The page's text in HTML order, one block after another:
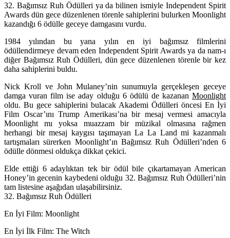
32. Bağımsız Ruh Ödülleri ya da bilinen ismiyle Independent Spirit
Awards dün gece düzenlenen törenle sahiplerini bulurken Moonlight
kazandığı 6 ödülle geceye damgasını vurdu.
1984 yılından bu yana yılın en iyi bağımsız filmlerini
ödüllendirmeye devam eden Independent Spirit Awards ya da nam-ı
diğer Bağımsız Ruh Ödülleri, dün gece düzenlenen törenle bir kez
daha sahiplerini buldu.
Nick Kroll ve John Mulaney’nin sunumuyla gerçekleşen geceye
damga vuran film ise aday olduğu 6 ödülü de kazanan Moonlight
oldu. Bu gece sahiplerini bulacak Akademi Ödülleri öncesi En İyi
Film Oscar’ını Trump Amerikası’na bir mesaj vermesi amacıyla
Moonlight mı yoksa muazzam bir müzikal olmasına rağmen
herhangi bir mesaj kaygısı taşımayan La La Land mi kazanmalı
tartışmaları sürerken Moonlight’ın Bağımsız Ruh Ödülleri’nden 6
ödülle dönmesi oldukça dikkat çekici.
Elde ettiği 6 adaylıktan tek bir ödül bile çıkartamayan American
Honey’in gecenin kaybedeni olduğu 32. Bağımsız Ruh Ödülleri’nin
tam listesine aşağıdan ulaşabilirsiniz.
32. Bağımsız Ruh Ödülleri
En İyi Film: Moonlight
En İyi İlk Film: The Witch